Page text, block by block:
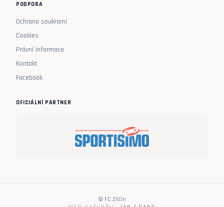
PODPORA
Ochrana soukromí
Cookies
Právní informace
Kontakt
Facebook
OFICIÁLNÍ PARTNER
© FC Zličín